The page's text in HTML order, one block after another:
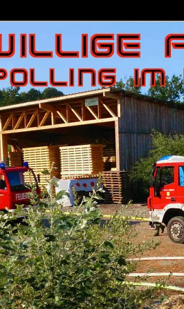
Polling